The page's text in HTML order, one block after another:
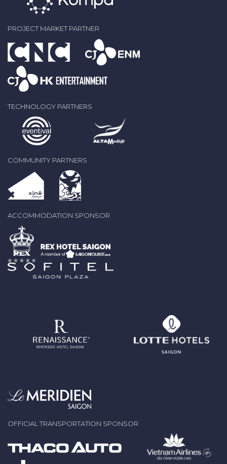
PROJECT MARKET PARTNER
TECHNOLOGY PARTNERS
COMMUNITY PARTNERS
ACCOMMODATION SPONSOR
OFFICIAL TRANSPORTATION SPONSOR